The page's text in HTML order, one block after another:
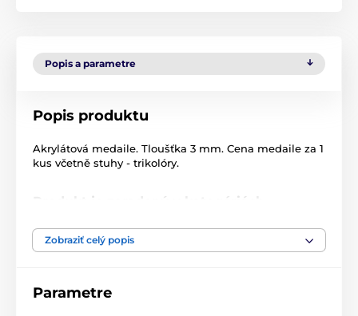
Popis a parametre
Popis produktu
Akrylátová medaile. Tloušťka 3 mm. Cena medaile za 1
kus včetně stuhy - trikolóry.
Produkt je zaradený v kategóriách
Hasiči Medaily
Zobraziť celý popis
Parametre